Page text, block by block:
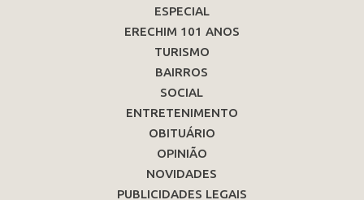
ESPECIAL
ERECHIM 101 ANOS
TURISMO
BAIRROS
SOCIAL
ENTRETENIMENTO
OBITUÁRIO
OPINIÃO
NOVIDADES
PUBLICIDADES LEGAIS